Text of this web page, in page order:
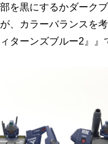
を黒にするかダーク
、カラーバランスを
ターンズブルー2』』